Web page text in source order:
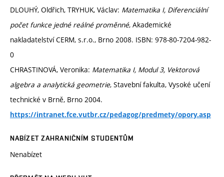
DLOUHÝ, Oldřich, TRYHUK, Václav: Matematika I, Diferenciální
počet funkce jedné reálné proměnné, Akademické
nakladatelství CERM, s.r.o., Brno 2008. ISBN: 978-80-7204-982-
0
CHRASTINOVÁ, Veronika: Matematika I, Modul 3, Vektorová
algebra a analytická geometrie, Stavební fakulta, Vysoké učení
technické v Brně, Brno 2004.
https://intranet.fce.vutbr.cz/pedagog/predmety/opory.asp
NABÍZET ZAHRANIČNÍM STUDENTŮM
Nenabízet